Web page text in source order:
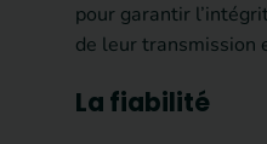
pour garantir
de leur transmission
La fiabilité